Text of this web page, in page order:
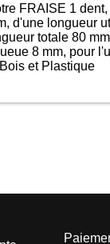
FRAISE 1 dent,
d'une longueur
totale 80
8 mm, pour
et Plastique